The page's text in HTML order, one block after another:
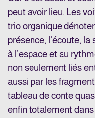
peut avoir lieu. Les
trio organique
présence, l’écoute, la
à l’espace et au
non seulement liés
aussi par les
tableau de conte
enfin totalement